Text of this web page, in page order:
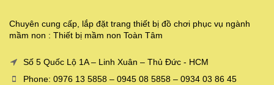
Chuyên cung cấp, lắp đặt trang thiết bị đồ chơi phục vụ ngành
mầm non : Thiết bị mầm non Toàn Tâm
Số 5 Quốc Lộ 1A – Linh Xuân – Thủ Đức - HCM
Phone: 0976 13 5858 – 0945 08 5858 – 0934 03 86 45